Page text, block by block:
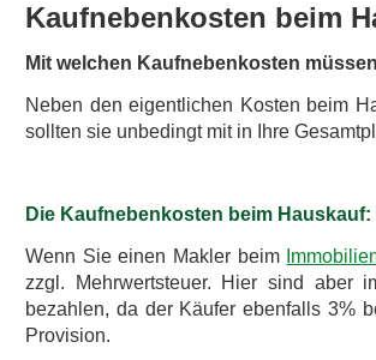
Kaufnebenkosten beim
Mit welchen Kaufnebenkosten
Neben den eigentlichen Kosten beim
sollten sie unbedingt mit in Ihre
Die Kaufnebenkosten beim Hauskauf:
Wenn Sie einen Makler beim
zzgl. Mehrwertsteuer. Hier sind aber
bezahlen, da der Käufer ebenfalls 3%
Provision.